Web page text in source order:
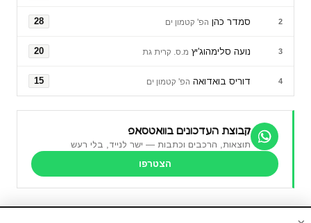
2 סמדר כהן הפ' קטמון ים 28
3 נועה סלימהוג'יץ מ.ס. קרית גת 20
4 דוריס בואדואה הפ' קטמון ים 15
קבוצת העדכונים בוואטסאפ
תוצאות, הרכבים וכתבות — ישר לנייד, בלי רעש
הצטרפו